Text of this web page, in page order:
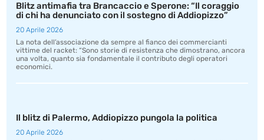
Blitz antimafia tra Brancaccio e Sperone: “Il coraggio
di chi ha denunciato con il sostegno di Addiopizzo”
20 Aprile 2026
La nota dell’associazione da sempre al fianco dei commercianti
vittime del racket: “Sono storie di resistenza che dimostrano, ancora
una volta, quanto sia fondamentale il contributo degli operatori
economici.
Il blitz di Palermo, Addiopizzo pungola la politica
20 Aprile 2026